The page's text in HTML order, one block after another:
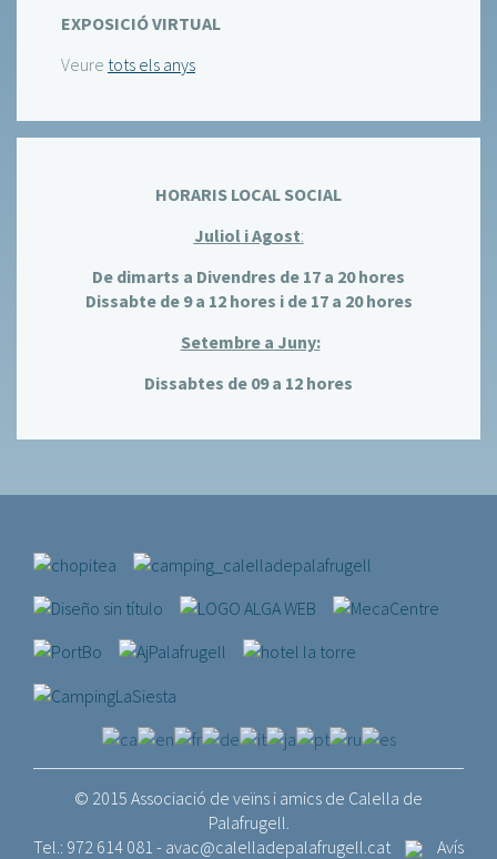
EXPOSICIÓ VIRTUAL
Veure tots els anys
HORARIS LOCAL SOCIAL
Juliol i Agost:
De dimarts a Divendres de 17 a 20 hores
Dissabte de 9 a 12 hores i de 17 a 20 hores
Setembre a Juny:
Dissabtes de 09 a 12 hores
© 2015 Associació de veïns i amics de Calella de
Palafrugell.
Tel.: 972 614 081 - avac@calelladepalafrugell.cat Avís